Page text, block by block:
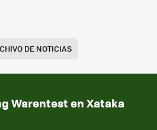
DE NOTICIAS
Warentest en Xataka